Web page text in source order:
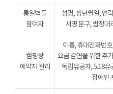
통일벽돌
참여자
성명, 생년월일, 연
서명 문구, 법정대
캠핑장
예약자 관리
이름, 휴대전화번
요금 감면을 위한 추
독립유공자, 5.18유
장애인